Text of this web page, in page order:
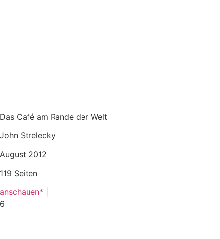
Das Café am Rande der Welt
John Strelecky
August 2012
119 Seiten
anschauen* |
6